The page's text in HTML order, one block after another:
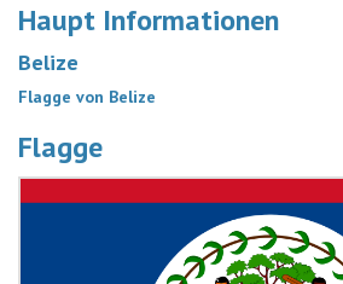
Haupt Informationen
Belize
Flagge von Belize
Flagge